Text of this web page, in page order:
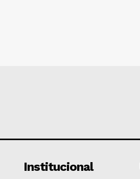
Institucional